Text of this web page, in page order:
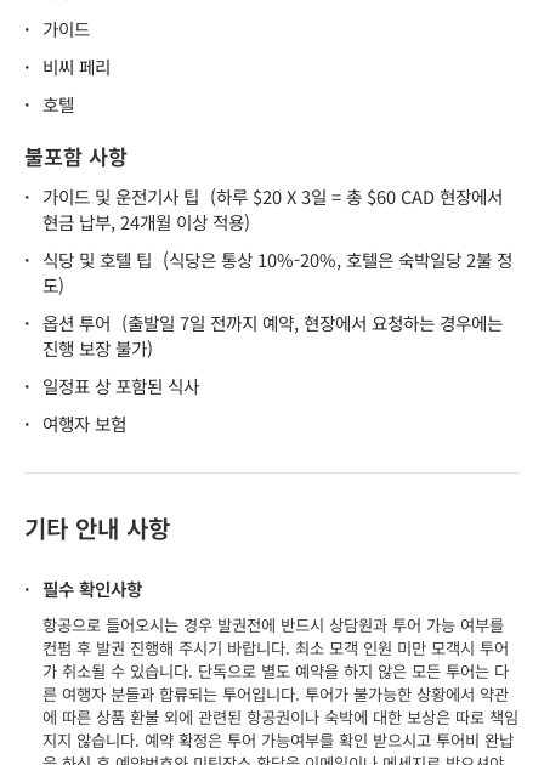
· 가이드
· 비씨 페리
· 호텔
불포함 사항
· 가이드 및 운전기사 팁 (하루 $20 X 3일 = 총 $60 CAD 현장에서
현금 납부, 24개월 이상 적용)
· 식당 및 호텔 팁 (식당은 통상 10%-20%, 호텔은 숙박일당 2불 정
도)
· 옵션 투어 (출발일 7일 전까지 예약, 현장에서 요청하는 경우에는
진행 보장 불가)
· 일정표 상 포함된 식사
· 여행자 보험
기타 안내 사항
· 필수 확인사항
항공으로 들어오시는 경우 발권전에 반드시 상담원과 투어 가능 여부를
컨펌 후 발권 진행해 주시기 바랍니다. 최소 모객 인원 미만 모객시 투어
가 취소될 수 있습니다. 단독으로 별도 예약을 하지 않은 모든 투어는 다
른 여행자 분들과 합류되는 투어입니다. 투어가 불가능한 상황에서 약관
에 따른 상품 환불 외에 관련된 항공권이나 숙박에 대한 보상은 따로 책임
지지 않습니다. 예약 확정은 투어 가능여부를 확인 받으시고 투어비 완납